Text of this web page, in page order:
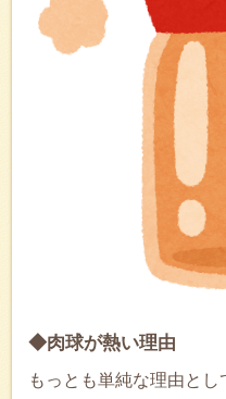
◆肉球が熱い理由
もっとも単純な理由と